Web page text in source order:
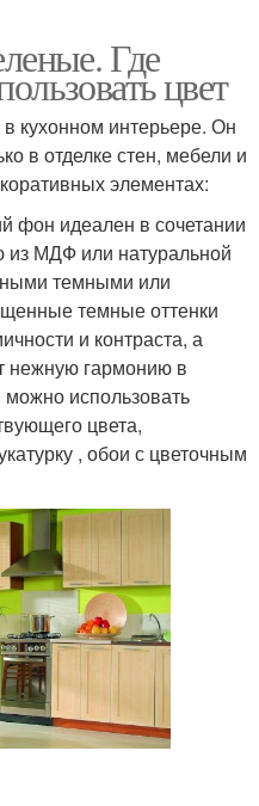
Где
цвет
кухонном интерьере. Он
в отделке стен, мебели и
элементах:
фон идеален в сочетании
из МДФ или натуральной
темными или
темные оттенки
и контраста, а
нежную гармонию в
использовать
цвета,
, обои с цветочным